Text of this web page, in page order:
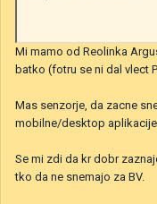
Mi mamo od Reolinka
batko (fotru se ni dal vlect
Mas senzorje, da zacne
mobilne/desktop
Se mi zdi da kr dobr
tko da ne snemajo za BV.